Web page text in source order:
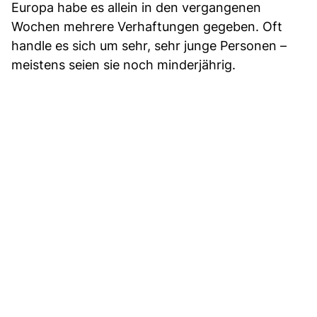
Europa habe es allein in den vergangenen
Wochen mehrere Verhaftungen gegeben. Oft
handle es sich um sehr, sehr junge Personen –
meistens seien sie noch minderjährig.